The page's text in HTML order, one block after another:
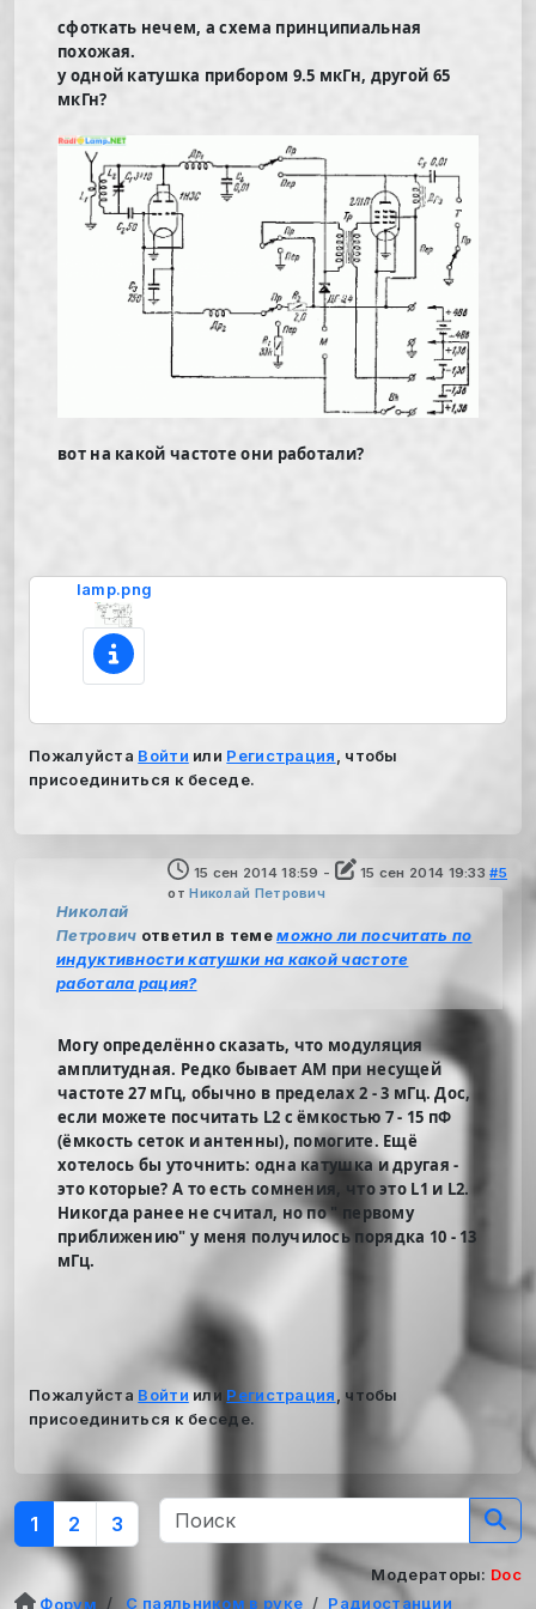
сфоткать нечем, а схема принципиальная
похожая.
у одной катушка прибором 9.5 мкГн, другой 65
мкГн?
вот на какой частоте они работали?
lamp.png
Пожалуйста Войти или Регистрация
, чтобы
присоединиться к беседе.
15 сен 2014 18:59 - 15 сен 2014 19:33 #5
отНиколай Петрович
Николай
Петрович ответил в темеможно ли посчитать по
индуктивности катушки на какой частоте
работала рация?
Могу определённо сказать, что модуляция
амплитудная. Редко бывает АМ при несущей
частоте 27 мГц, обычно в пределах 2 - 3 мГц. Дос,
если можете посчитать L2 с ёмкостью 7 - 15 пФ
(ёмкость сеток и антенны), помогите. Ещё
хотелось бы уточнить: одна катушка и другая -
это которые? А то есть сомнения, что это L1 и L2.
Никогда ранее не считал, но по " первому
приближению" у меня получилось порядка 10 - 13
мГц.
Пожалуйста Войтиили Регистрация
, чтобы
присоединиться к беседе.
1 2 3
Модераторы: Doc
Форум
С паяльником в руке
Радиостанции